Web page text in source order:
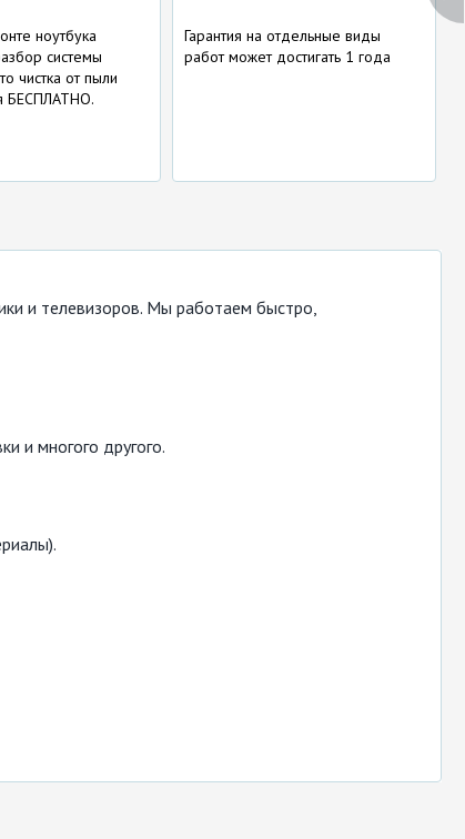
ноутбука
системы
чистка от пыли
БЕСПЛАТНО.
Гарантия на отдельные виды
работ может достигать 1 года
и телевизоров. Мы работаем быстро,
и многого другого.